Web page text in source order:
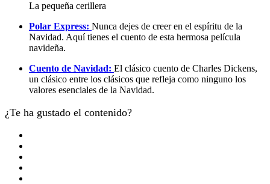
La pequeña cerillera
Polar Express: Nunca dejes de creer en el espíritu de la
Navidad. Aquí tienes el cuento de esta hermosa película
navideña.
Cuento de Navidad: El clásico cuento de Charles Dickens,
un clásico entre los clásicos que refleja como ninguno los
valores esenciales de la Navidad.
¿Te ha gustado el contenido?